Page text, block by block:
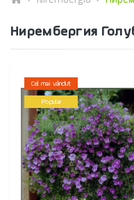
Нирембергия
Cel mai vândut
Popular